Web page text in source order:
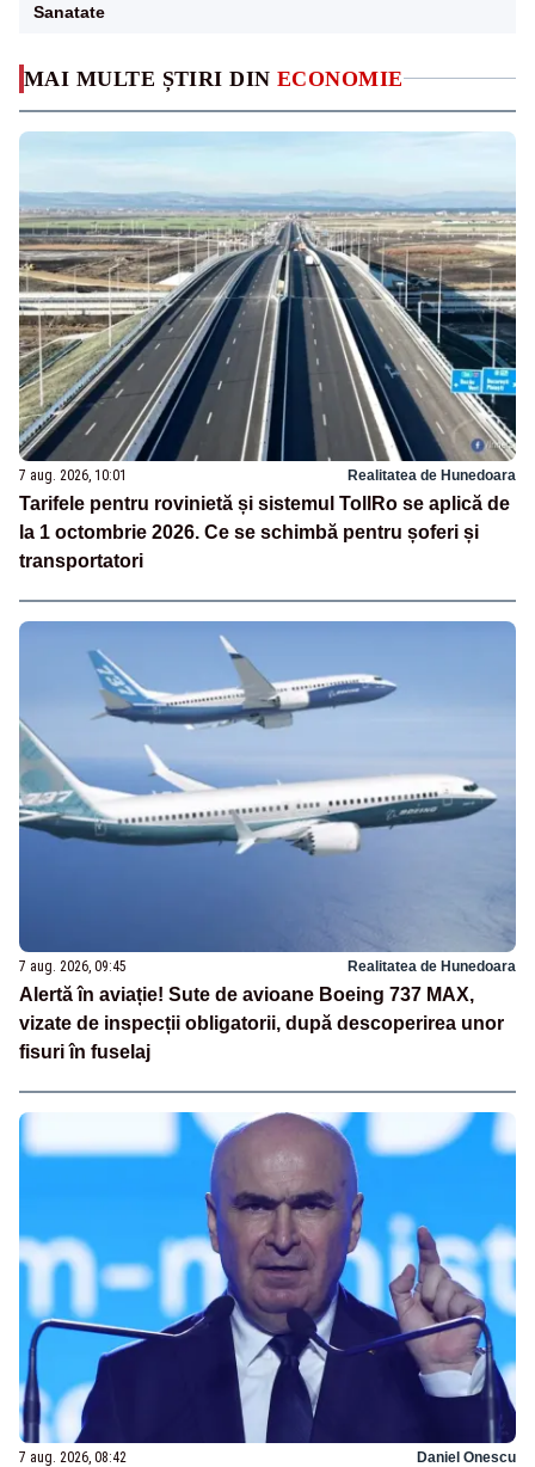
MAI MULTE ȘTIRI DIN ECONOMIE
7 aug. 2026, 10:01 Realitatea de Hunedoara
Tarifele pentru rovinietă și sistemul TollRo se aplică de
la 1 octombrie 2026. Ce se schimbă pentru șoferi și
transportatori
7 aug. 2026, 09:45 Realitatea de Hunedoara
Alertă în aviație! Sute de avioane Boeing 737 MAX,
vizate de inspecții obligatorii, după descoperirea unor
fisuri în fuselaj
7 aug. 2026, 08:42 Daniel Onescu
Sanatate